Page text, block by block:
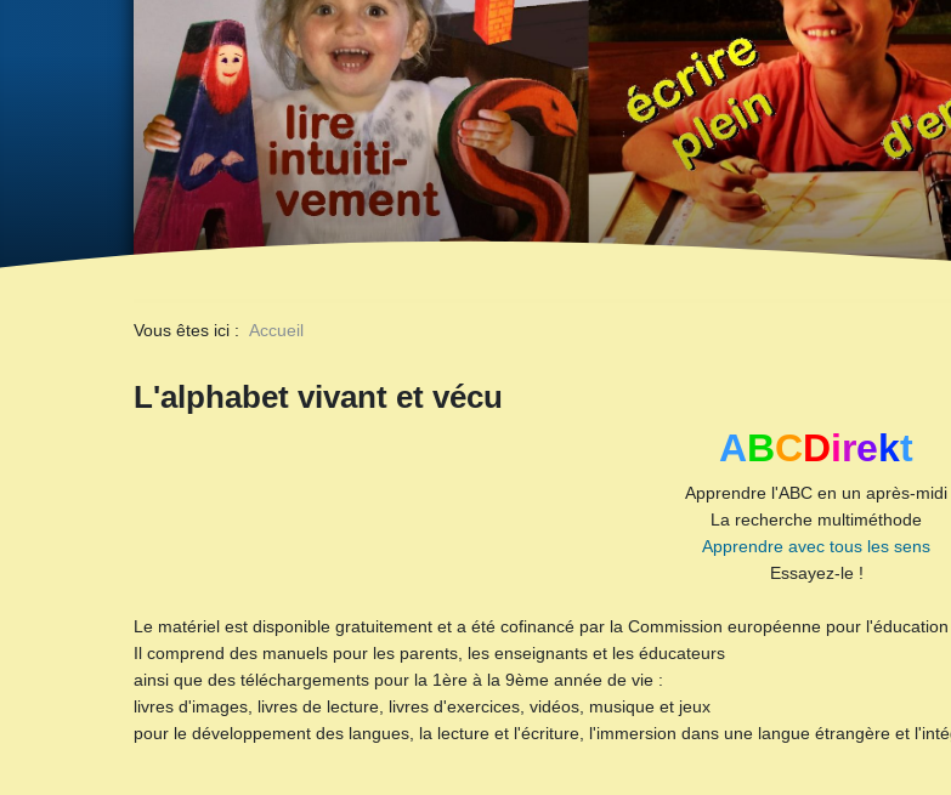
Vous êtes ici : Accueil
L'alphabet vivant et vécu
ABCDirekt
Apprendre l'ABC en un après-midi
La recherche multiméthode
Apprendre avec tous les sens
Essayez-le !
Le matériel est disponible gratuitement et a été cofinancé par la Commission européenne pour
Il comprend des manuels pour les parents, les enseignants et les éducateurs
ainsi que des téléchargements pour la 1ère à la 9ème année de vie :
livres d'images, livres de lecture, livres d'exercices, vidéos, musique et jeux
pour le développement des langues, la lecture et l'écriture, l'immersion dans une langue étrangère et